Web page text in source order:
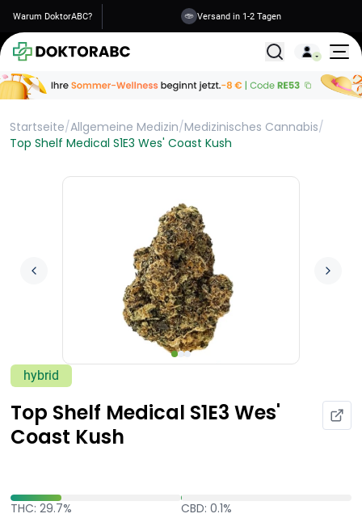
Warum DoktorABC? Versand in 1-2 Tagen
Alle
Startseite/Allgemeine Medizin/Medizinisches Cannabis/
Top Shelf Medical S1E3 Wes' Coast Kush
hybrid
Top Shelf Medical S1E3 Wes'
Coast Kush
THC: 29.7% CBD: 0.1%